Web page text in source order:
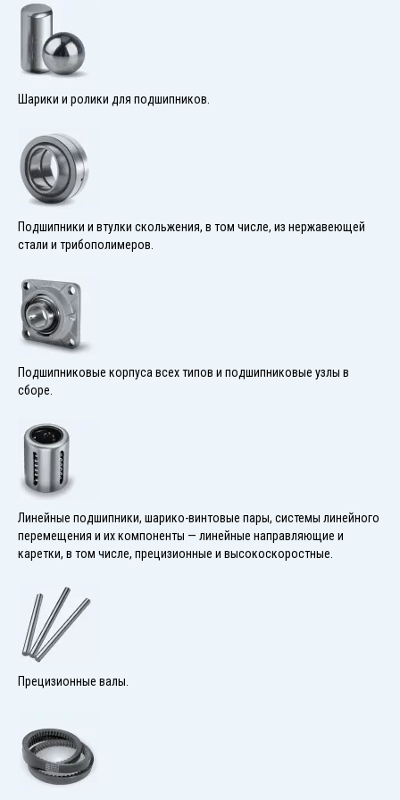
Шарики и ролики для подшипников.
Подшипники и втулки скольжения, в том числе, из нержавеющей
стали и трибополимеров.
Подшипниковые корпуса всех типов и подшипниковые узлы в
сборе.
Линейные подшипники, шарико-винтовые пары, системы линейного
перемещения и их компоненты — линейные направляющие и
каретки, в том числе, прецизионные и высокоскоростные.
Прецизионные валы.